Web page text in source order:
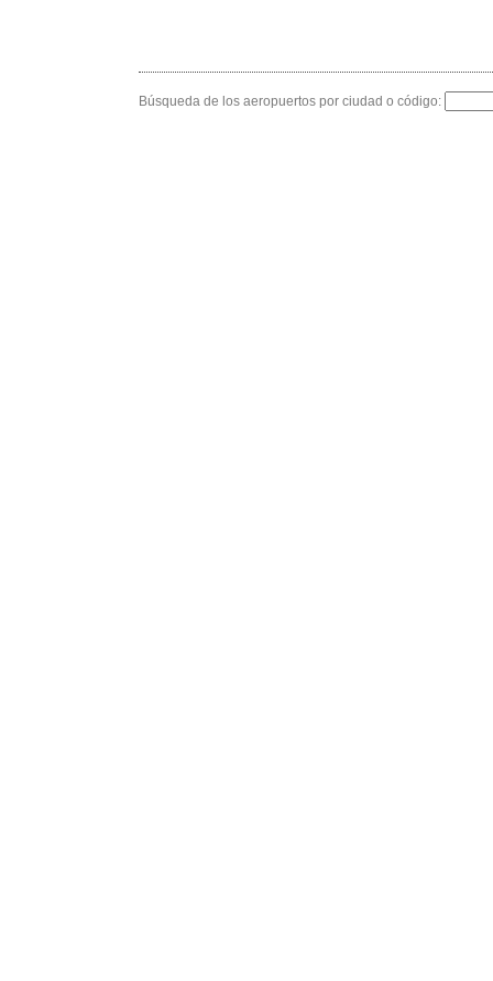
Búsqueda de los aeropuertos por ciudad o código: